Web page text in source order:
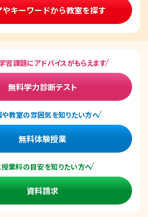
やキーワードから教室を探す
習課題にアドバイスがもらえます
無料学力診断テスト
教室の雰囲気を知りたい方へ
無料体験授業
業料の目安を知りたい方へ
資料請求